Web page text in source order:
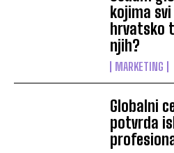
kojima
hrvatsko
njih?
MARKETING
Globalni
potvrda